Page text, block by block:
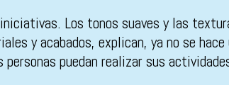
Los tonos suaves y las
y acabados, explican, ya no se
puedan realizar sus